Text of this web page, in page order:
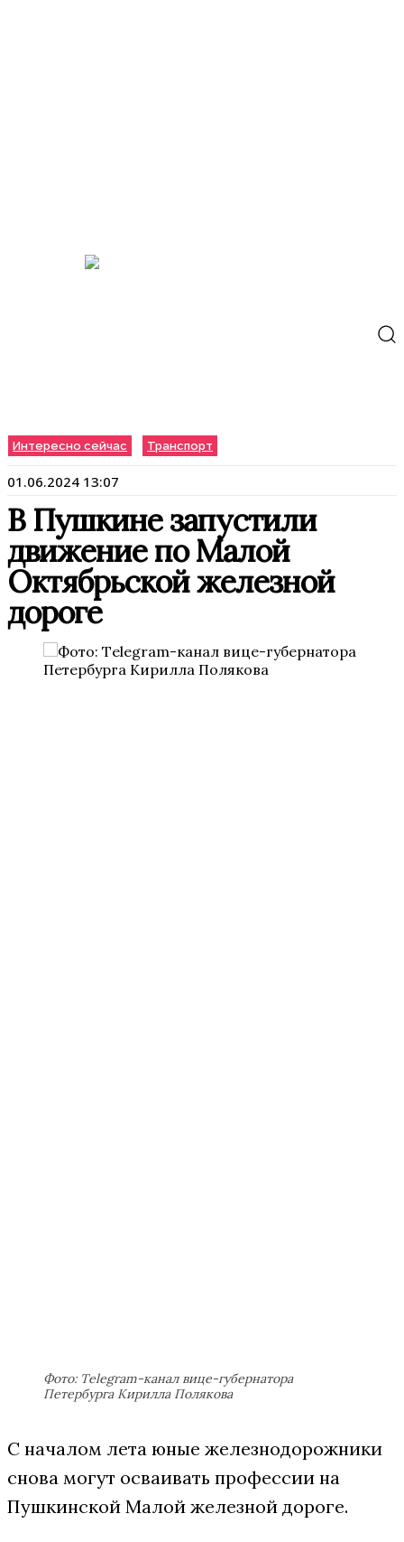
Интересно сейчас Транспорт
01.06.2024 13:07
В Пушкине запустили
движение по Малой
Октябрьской железной
дороге
Фото: Тelegram-канал вице-губернатора
Петербурга Кирилла Полякова
С началом лета юные железнодорожники
снова могут осваивать профессии на
Пушкинской Малой железной дороге.